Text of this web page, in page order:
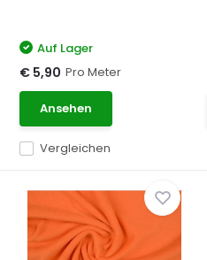
Vergleichen
Auf Lager
€ 5,90 Pro Meter
Ansehen